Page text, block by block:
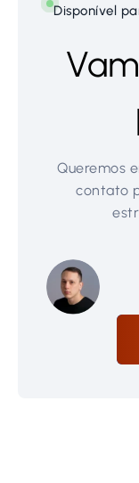
Disponível
Queremos
contato